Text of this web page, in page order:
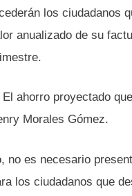
los ciudadanos
anualizado de su
ahorro proyectado
Morales Gómez.
no es necesario
los ciudadanos que